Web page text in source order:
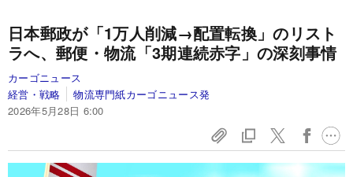
日本郵政が「1万人削減→配置転換」のリスト
ラへ、郵便・物流「3期連続赤字」の深刻事情
カーゴニュース
経営・戦略
物流専門紙カーゴニュース発
2026年5月28日 6:00